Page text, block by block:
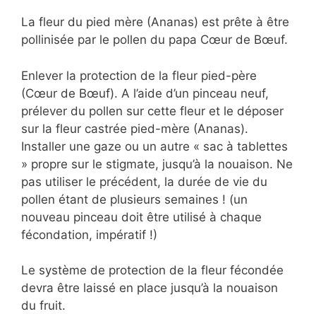
La fleur du pied mère (Ananas) est prête à être
pollinisée par le pollen du papa Cœur de Bœuf.
Enlever la protection de la fleur pied-père
(Cœur de Bœuf). A l’aide d’un pinceau neuf,
prélever du pollen sur cette fleur et le déposer
sur la fleur castrée pied-mère (Ananas).
Installer une gaze ou un autre « sac à tablettes
» propre sur le stigmate, jusqu’à la nouaison. Ne
pas utiliser le précédent, la durée de vie du
pollen étant de plusieurs semaines ! (un
nouveau pinceau doit être utilisé à chaque
fécondation, impératif !)
Le système de protection de la fleur fécondée
devra être laissé en place jusqu’à la nouaison
du fruit.